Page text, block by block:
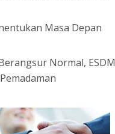
Masa Depan
Normal, ESDM